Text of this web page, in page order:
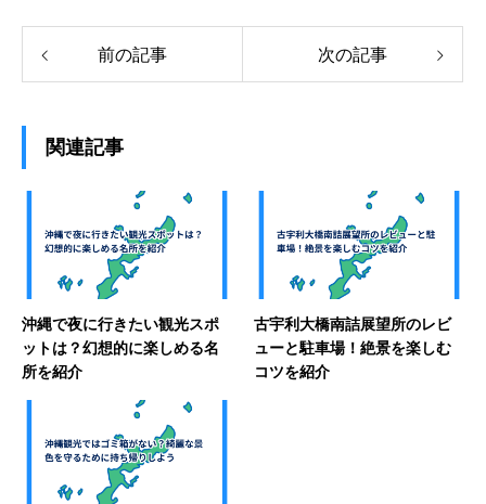
前の記事 次の記事
関連記事
沖縄で夜に行きたい観光スポ
ットは？幻想的に楽しめる名
所を紹介
古宇利大橋南詰展望所のレビ
ューと駐車場！絶景を楽しむ
コツを紹介